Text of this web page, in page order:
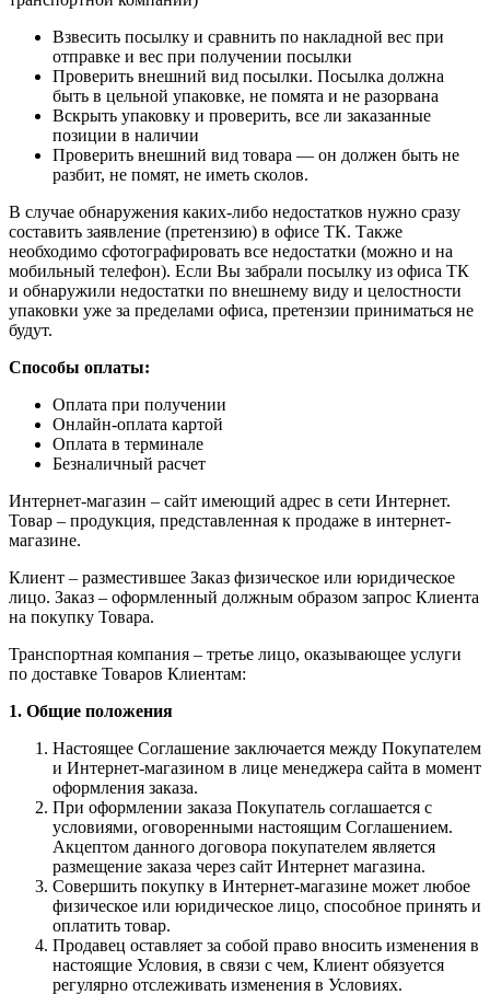
Взвесить посылку и сравнить по накладной вес при
отправке и вес при получении посылки
Проверить внешний вид посылки. Посылка должна
быть в цельной упаковке, не помята и не разорвана
Вскрыть упаковку и проверить, все ли заказанные
позиции в наличии
Проверить внешний вид товара — он должен быть не
разбит, не помят, не иметь сколов.
В случае обнаружения каких-либо недостатков нужно сразу
составить заявление (претензию) в офисе ТК. Также
необходимо сфотографировать все недостатки (можно и на
мобильный телефон). Если Вы забрали посылку из офиса ТК
и обнаружили недостатки по внешнему виду и целостности
упаковки уже за пределами офиса, претензии приниматься не
будут.
Способы оплаты:
Оплата при получении
Онлайн-оплата картой
Оплата в терминале
Безналичный расчет
Интернет-магазин – сайт имеющий адрес в сети Интернет.
Товар – продукция, представленная к продаже в интернет-
магазине.
Клиент – разместившее Заказ физическое или юридическое
лицо. Заказ – оформленный должным образом запрос Клиента
на покупку Товара.
Транспортная компания – третье лицо, оказывающее услуги
по доставке Товаров Клиентам:
1. Общие положения
Настоящее Соглашение заключается между Покупателем
и Интернет-магазином в лице менеджера сайта в момент
оформления заказа.
При оформлении заказа Покупатель соглашается с
условиями, оговоренными настоящим Соглашением.
Акцептом данного договора покупателем является
размещение заказа через сайт Интернет магазина.
Совершить покупку в Интернет-магазине может любое
физическое или юридическое лицо, способное принять и
оплатить товар.
Продавец оставляет за собой право вносить изменения в
настоящие Условия, в связи с чем, Клиент обязуется
регулярно отслеживать изменения в Условиях.